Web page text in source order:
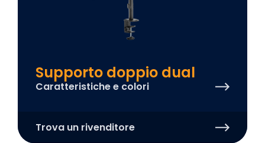
Supporto doppio dual
Caratteristiche e colori
Trova un rivenditore